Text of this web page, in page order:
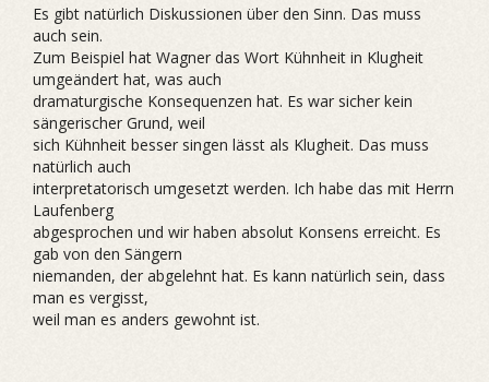
Es gibt natürlich Diskussionen über den Sinn. Das muss
auch sein.
Zum Beispiel hat Wagner das Wort Kühnheit in Klugheit
umgeändert hat, was auch
dramaturgische Konsequenzen hat. Es war sicher kein
sängerischer Grund, weil
sich Kühnheit besser singen lässt als Klugheit. Das muss
natürlich auch
interpretatorisch umgesetzt werden. Ich habe das mit Herrn
Laufenberg
abgesprochen und wir haben absolut Konsens erreicht. Es
gab von den Sängern
niemanden, der abgelehnt hat. Es kann natürlich sein, dass
man es vergisst,
weil man es anders gewohnt ist.